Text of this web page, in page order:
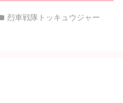
烈車戦隊トッキュウジャー